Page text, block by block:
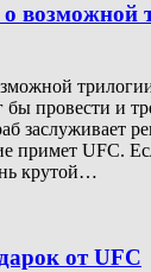
возможной
бы провести и
заслуживает
примет UFC.
крутой…
от UFC